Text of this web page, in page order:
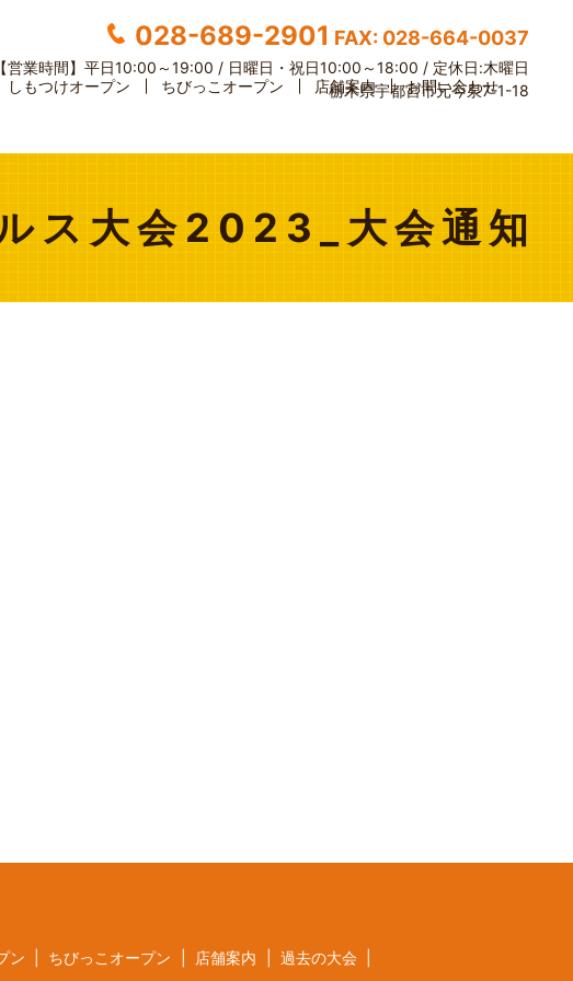
028-689-2901 FAX: 028-664-0037
【営業時間】 平日10:00～19:00 / 日曜日・祝日10:00～18:00 / 定休日:木曜日
栃木県宇都宮市元今泉7-1-18
しもつけオープン ちびっこオープン 店舗案内 お問い合わせ
ス大会2023_大会通知
ン ちびっこオープン 店舗案内
過去の大会